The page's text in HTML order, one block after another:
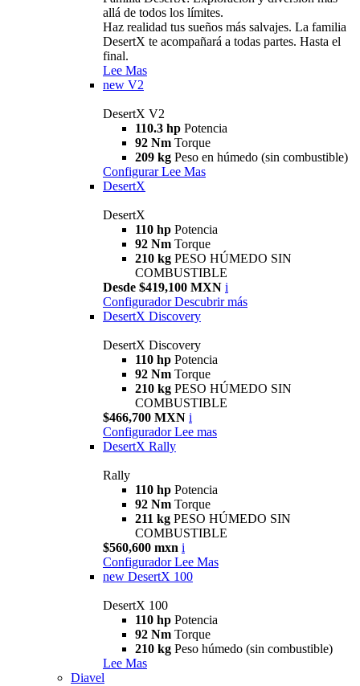
allá de todos los límites.
Haz realidad tus sueños más salvajes. La familia
DesertX te acompañará a todas partes. Hasta el
final.
Lee Mas
new V2
DesertX V2
110.3 hp Potencia
92 Nm Torque
209 kg Peso en húmedo (sin combustible)
Configurar Lee Mas
DesertX
DesertX
110 hp Potencia
92 Nm Torque
210 kg PESO HÚMEDO SIN
COMBUSTIBLE
Desde $419,100 MXN i
Configurador Descubrir más
DesertX Discovery
DesertX Discovery
110 hp Potencia
92 Nm Torque
210 kg PESO HÚMEDO SIN
COMBUSTIBLE
$466,700 MXN i
Configurador Lee mas
DesertX Rally
Rally
110 hp Potencia
92 Nm Torque
211 kg PESO HÚMEDO SIN
COMBUSTIBLE
$560,600 mxn i
Configurador Lee Mas
new DesertX 100
DesertX 100
110 hp Potencia
92 Nm Torque
210 kg Peso húmedo (sin combustible)
Lee Mas
Diavel